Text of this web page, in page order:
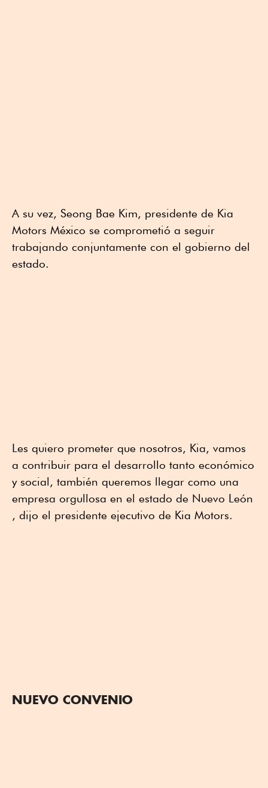
A su vez, Seong Bae Kim, presidente de Kia
Motors México se comprometió a seguir
trabajando conjuntamente con el gobierno del
estado.
Les quiero prometer que nosotros, Kia, vamos
a contribuir para el desarrollo tanto económico
y social, también queremos llegar como una
empresa orgullosa en el estado de Nuevo León
, dijo el presidente ejecutivo de Kia Motors.
NUEVO CONVENIO